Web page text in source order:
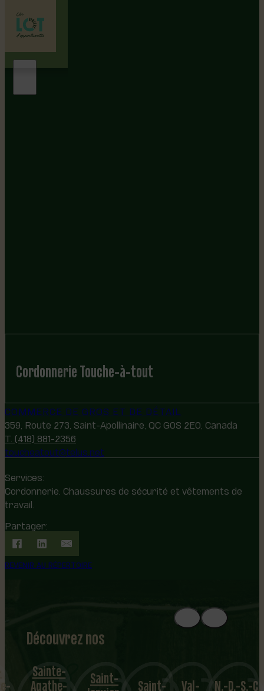
Cordonnerie Touche-à-tout
COMMERCE DE GROS ET DE DÉTAIL
359, Route 273, Saint-Apollinaire, QC G0S 2E0, Canada
T. (418) 881-2356
toucheatout@telus.net
Services:
Cordonnerie. Chaussures de sécurité et vêtements de
travail.
Partager:
REVENIR AU RÉPERTOIRE
Découvrez nos
1
8
mu
Sainte-
Agathe- Saint- Saint- Val- N.-D.-S.-C.